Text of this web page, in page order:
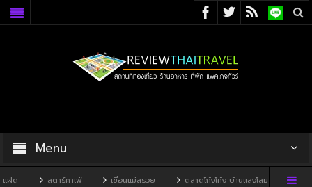
Menu
ด สตาร์คาเฟ่ เขื่อนแม่สรวย ตลาดโก้งโค้ง บ้านแสงโสม ทิวผาค